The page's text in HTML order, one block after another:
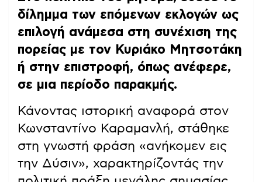
δίλημμα των επόμενων εκλογών ως
επιλογή ανάμεσα στη συνέχιση της
πορείας με τον Κυριάκο Μητσοτάκη
ή στην επιστροφή, όπως ανέφερε,
σε μια περίοδο παρακμής.
Κάνοντας ιστορική αναφορά στον
Κωνσταντίνο Καραμανλή, στάθηκε
στη γνωστή φράση «ανήκομεν εις
την Δύσιν», χαρακτηρίζοντάς την